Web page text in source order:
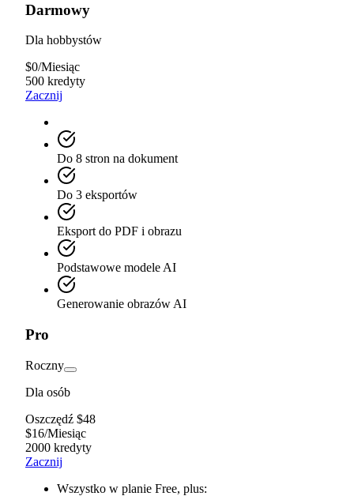
Darmowy
Dla hobbystów
$0/Miesiąc
500 kredyty
Zacznij
Do 8 stron na dokument
Do 3 eksportów
Eksport do PDF i obrazu
Podstawowe modele AI
Generowanie obrazów AI
Pro
Roczny
Dla osób
Oszczędź $48
$16/Miesiąc
2000 kredyty
Zacznij
Wszystko w planie Free, plus: